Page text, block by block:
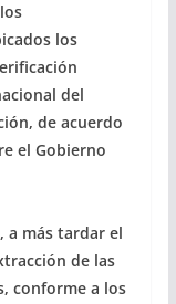
los
del
de acuerdo
el Gobierno
a más tardar el
de las
conforme a los